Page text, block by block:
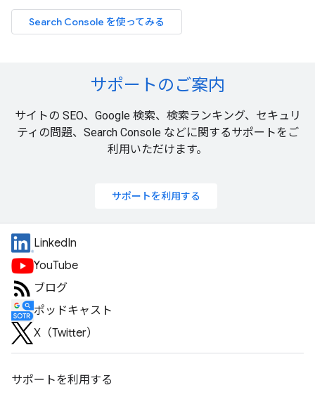
Search Console を使ってみる
サポートのご案内
サイトの SEO、Google 検索、検索ランキング、セキュリ
ティの問題、Search Console などに関するサポートをご
利用いただけます。
サポートを利用する
LinkedIn
YouTube
ブログ
ポッドキャスト
X（Twitter）
サポートを利用する